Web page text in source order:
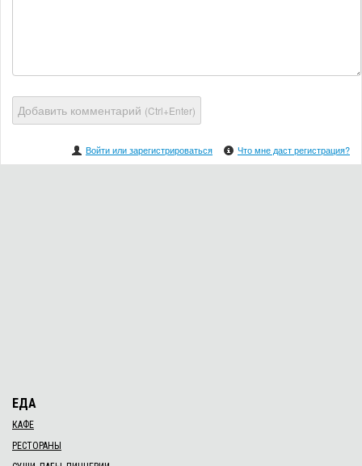
Добавить комментарий (Ctrl+Enter)
Войти или зарегистрироваться Что мне даст регистрация?
ЕДА
КАФЕ
РЕСТОРАНЫ